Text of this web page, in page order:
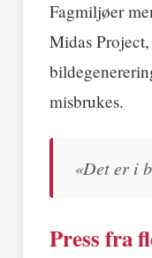
Fagmiljøer
Midas
misbrukes.
«Det er i
Press fra